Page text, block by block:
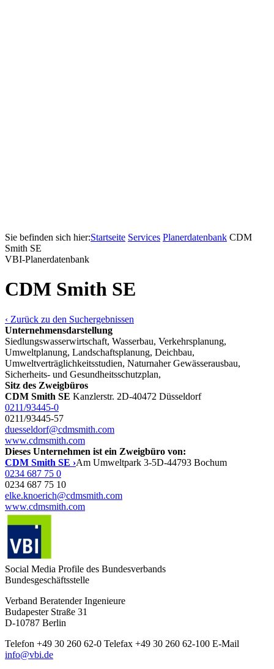
Sie befinden sich hier:Startseite Services Pla­ner­daten­bank CDM
Smith SE
VBI-Pla­ner­daten­bank
CDM Smith SE
‹ Zurück zu den Suchergebnissen
Unternehmensdarstellung
Siedlungswasserwirtschaft, Wasserbau, Verkehrsplanung,
Umweltplanung, Landschaftsplanung, Deichbau,
Umweltverträglichkeitsstudien, Naturnaher Gewässerausbau,
Sicherheits- und Gesundheitsschutzplan,
Sitz des Zweigbüros
CDM Smith SE Kanzlerstr. 2D-40472 Düsseldorf
0211/93445-0
0211/93445-57
duesseldorf@cdmsmith.com
www.cdmsmith.com
Dieses Unternehmen ist ein Zweigbüro von:
CDM Smith SE ›Am Umweltpark 3-5D-44793 Bochum
0234 687 75 0
0234 687 75 10
elke.knoerich@cdmsmith.com
www.cdmsmith.com
Social Media Profile des Bundesverbands
Bundesgeschäftsstelle
Verband Beratender Ingenieure
Budapester Straße 31
D-10787 Berlin
Telefon +49 30 260 62-0 Telefax +49 30 260 62-100 E-Mail
info@vbi.de